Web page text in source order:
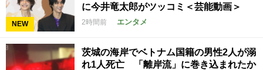
NEW
に今井竜太郎がツッコミ＜芸能動画＞
2時間前 エンタメ
茨城の海岸でベトナム国籍の男性2人が溺
れ1人死亡 「離岸流」に巻き込まれたか